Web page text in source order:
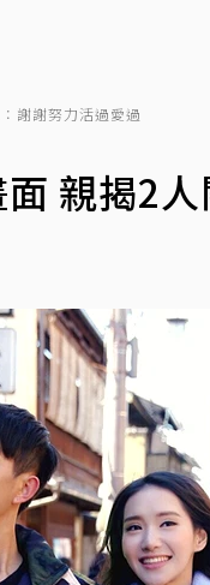
謝謝努力活過愛過
親揭2